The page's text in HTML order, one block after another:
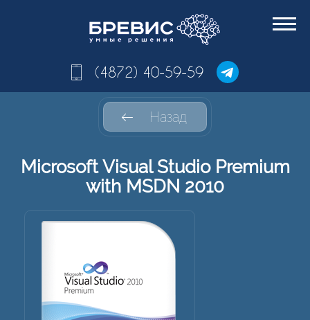
(4872) 40-59-59
Назад
Microsoft Visual Studio Premium
with MSDN 2010